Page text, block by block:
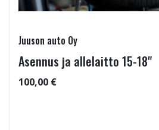
Juuson auto Oy
Asennus ja allelaitto 15-18"
100,00 €